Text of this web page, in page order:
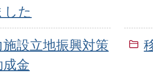
した
施設立地振興対策
金